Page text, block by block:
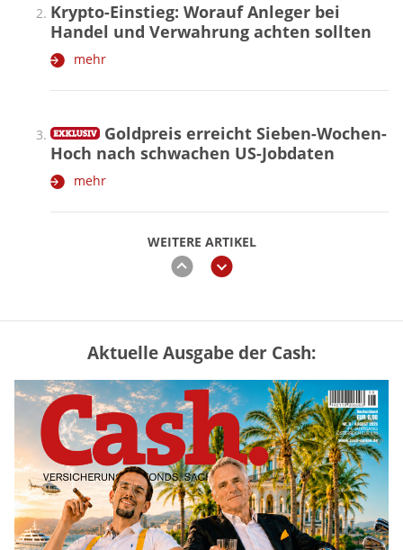
WEITERE ARTIKEL
zurückweiter
Krypto-Einstieg: Worauf Anleger bei
Handel und Verwahrung achten sollten
mehr
Goldpreis erreicht Sieben-Wochen-
Hoch nach schwachen US-Jobdaten
mehr
Vermieter-Zutritt: Wann Mieter
die Wohnung öffnen müssen
mehr
Goldpreis erreicht Sieben-Wochen-
Hoch nach schwachen US-Jobdaten
mehr
Aktuelle Ausgabe der Cash: